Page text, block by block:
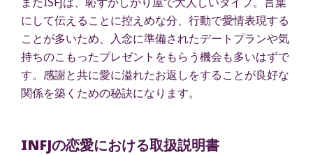
にして伝えることに控えめな分、行動で愛情表現する
ことが多いため、入念に準備されたデートプランや気
持ちのこもったプレゼントをもらう機会も多いはずで
す。感謝と共に愛に溢れたお返しをすることが良好な
関係を築くための秘訣になります。
INFJの恋愛における取扱説明書